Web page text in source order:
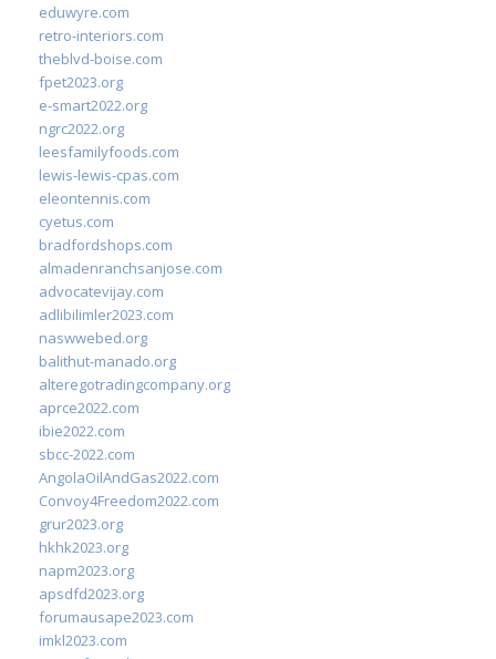
eduwyre.com
retro-interiors.com
theblvd-boise.com
fpet2023.org
e-smart2022.org
ngrc2022.org
leesfamilyfoods.com
lewis-lewis-cpas.com
eleontennis.com
cyetus.com
bradfordshops.com
almadenranchsanjose.com
advocatevijay.com
adlibilimler2023.com
naswwebed.org
balithut-manado.org
alteregotradingcompany.org
aprce2022.com
ibie2022.com
sbcc-2022.com
AngolaOilAndGas2022.com
Convoy4Freedom2022.com
grur2023.org
hkhk2023.org
napm2023.org
apsdfd2023.org
forumausape2023.com
imkl2023.com